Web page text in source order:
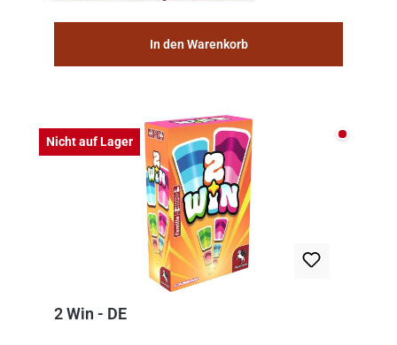
In den Warenkorb
Nicht auf Lager Nicht
2 Win - DE